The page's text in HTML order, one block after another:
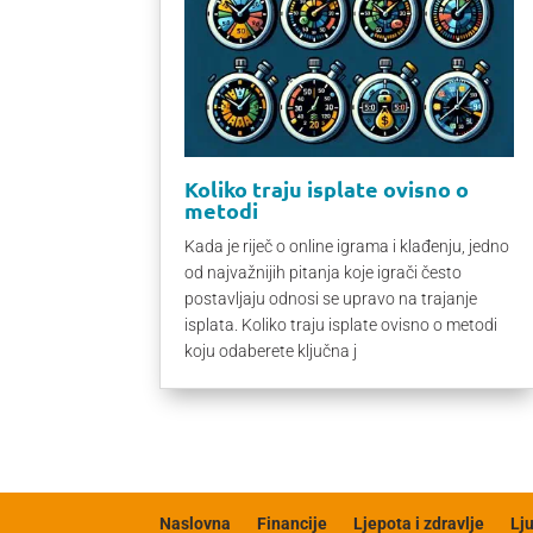
Koliko traju isplate ovisno o
metodi
Kada je riječ o online igrama i klađenju, jedno
od najvažnijih pitanja koje igrači često
postavljaju odnosi se upravo na trajanje
isplata. Koliko traju isplate ovisno o metodi
koju odaberete ključna j
Naslovna Financije Ljepota i zdravlje